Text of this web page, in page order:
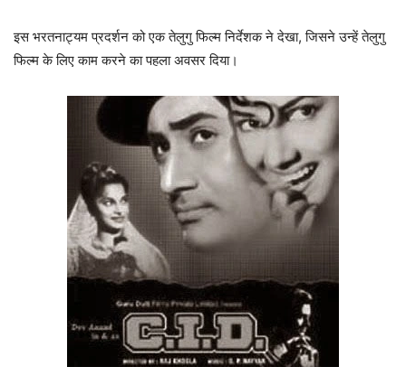
इस भरतनाट्यम प्रदर्शन को एक तेलुगु फिल्म निर्देशक ने देखा, जिसने उन्हें तेलुगु
फिल्म के लिए काम करने का पहला अवसर दिया।